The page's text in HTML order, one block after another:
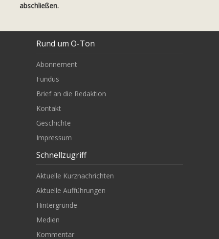
abschließen.
Rund um O-Ton
Abonnement
Fundus
Brief an die Redaktion
Kontakt
Geschichte
Impressum
Schnellzugriff
Aktuelle Kurznachrichten
Aktuelle Aufführungen
Hintergründe
Medien
Kommentar